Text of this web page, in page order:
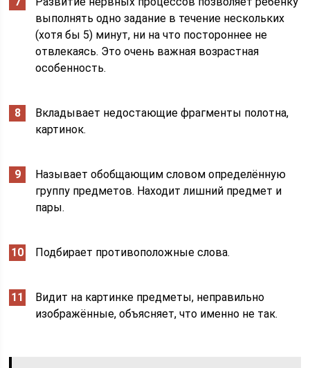
выполнять одно задание в течение нескольких
(хотя бы 5) минут, ни на что постороннее не
отвлекаясь. Это очень важная возрастная
особенность.
Вкладывает недостающие фрагменты полотна,
картинок.
Называет обобщающим словом определённую
группу предметов. Находит лишний предмет и
пары.
Подбирает противоположные слова.
Видит на картинке предметы, неправильно
изображённые, объясняет, что именно не так.